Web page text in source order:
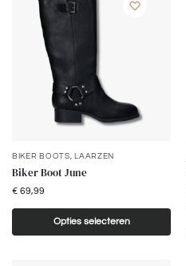
BIKER BOOTS, LAARZEN
Biker Boot June
€ 69,99
Opties selecteren